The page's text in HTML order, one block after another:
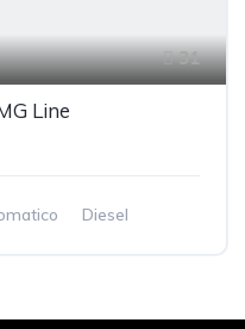
31
Line
Diesel